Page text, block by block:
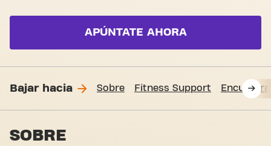
APÚNTATE AHORA
Bajar hacia Sobre Fitness Support
SOBRE